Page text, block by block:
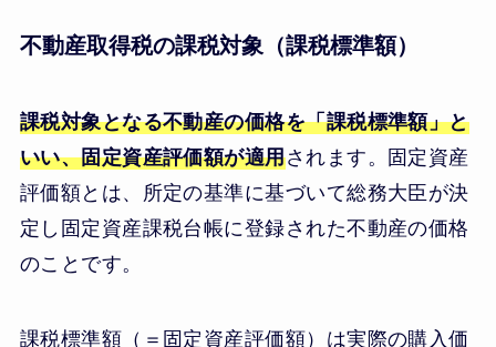
不動産取得税の課税対象（課税標準額）
課税対象となる不動産の価格を「課税標準額」と
いい、固定資産評価額が適用されます。固定資産
評価額とは、所定の基準に基づいて総務大臣が決
定し固定資産課税台帳に登録された不動産の価格
のことです。
課税標準額（＝固定資産評価額）は実際の購入価